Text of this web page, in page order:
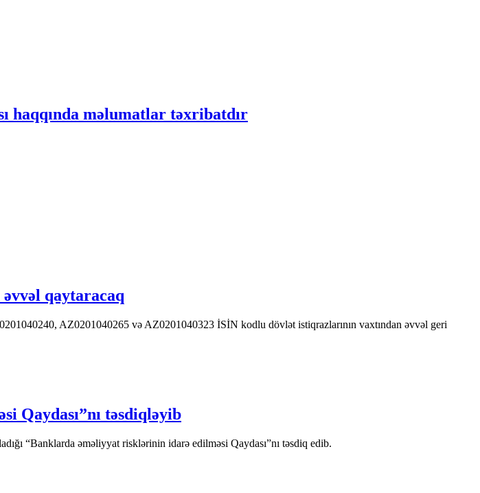
haqqında məlumatlar təxribatdır
qaytaracaq
AZ0201040265 və AZ0201040323 İSİN kodlu dövlət istiqrazlarının vaxtından əvvəl geri
Qaydası”nı təsdiqləyib
“Banklarda əməliyyat risklərinin idarə edilməsi Qaydası”nı təsdiq edib.